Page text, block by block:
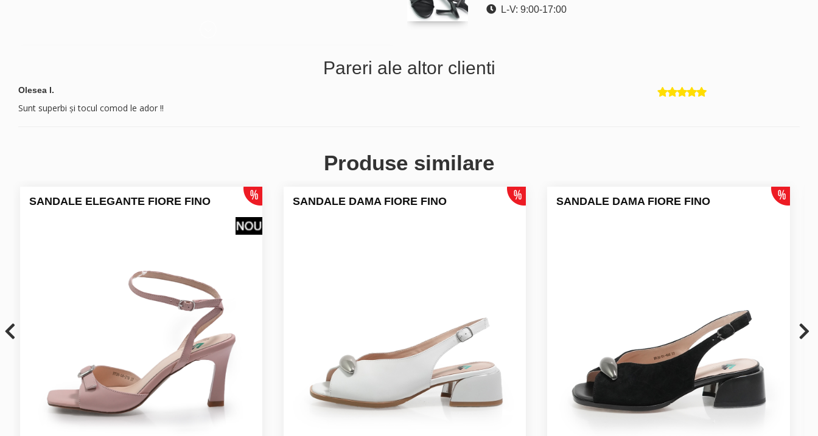
L-V: 9:00-17:00
Pareri ale altor clienti
Olesea I.
Sunt superbi și tocul comod le ador !!
Produse similare
SANDALE ELEGANTE FIORE FINO SANDALE DAMA FIORE FINO SANDALE DAMA FIORE FINO